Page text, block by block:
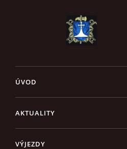
ÚVOD
AKTUALITY
VÝJEZDY